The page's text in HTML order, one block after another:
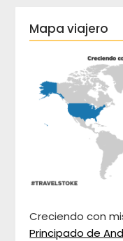
Mapa viajero
Creciendo con
Principado de